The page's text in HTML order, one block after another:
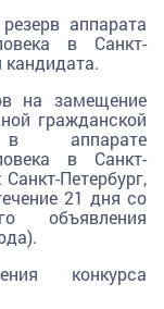
аппарата
в Санкт-
кандидата.
на замещение
гражданской
в аппарате
в Санкт-
Петербург,
21 дня со
объявления
конкурса